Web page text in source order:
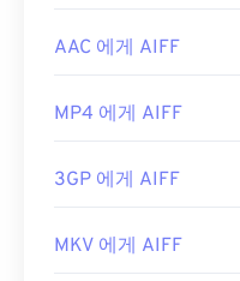
AAC 에게 AIFF
MP4 에게 AIFF
3GP 에게 AIFF
MKV 에게 AIFF